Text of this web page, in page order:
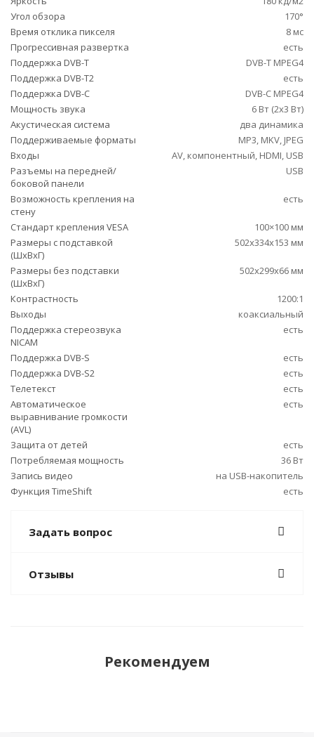
Угол обзора
170°
Время отклика пикселя
8 мс
Прогрессивная развертка
есть
Поддержка DVB-T
DVB-T MPEG4
Поддержка DVB-T2
есть
Поддержка DVB-C
DVB-C MPEG4
Мощность звука
6 Вт (2х3 Вт)
Акустическая система
два динамика
Поддерживаемые форматы
MP3, MKV, JPEG
Входы
AV, компонентный, HDMI, USB
Разъемы на передней/
боковой панели
USB
Возможность крепления на
стену
есть
Стандарт крепления VESA
100×100 мм
Размеры с подставкой
(ШxВxГ)
502x334x153 мм
Размеры без подставки
(ШxВxГ)
502x299x66 мм
Контрастность
1200:1
Выходы
коаксиальный
Поддержка стереозвука
NICAM
есть
Поддержка DVB-S
есть
Поддержка DVB-S2
есть
Телетекст
есть
Автоматическое
выравнивание громкости
(AVL)
есть
Защита от детей
есть
Потребляемая мощность
36 Вт
Запись видео
на USB-накопитель
Функция TimeShift
есть
Задать вопрос
Отзывы
Рекомендуем